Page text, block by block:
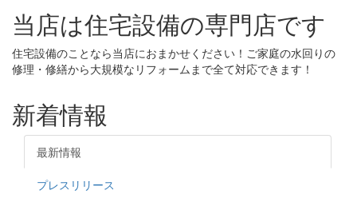
当店は住宅設備の専門店です
住宅設備のことなら当店におまかせください！ご家庭の水回りの
修理・修繕から大規模なリフォームまで全て対応できます！
新着情報
最新情報
プレスリリース